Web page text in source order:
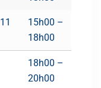
15h00 –
18h00
18h00 –
20h00